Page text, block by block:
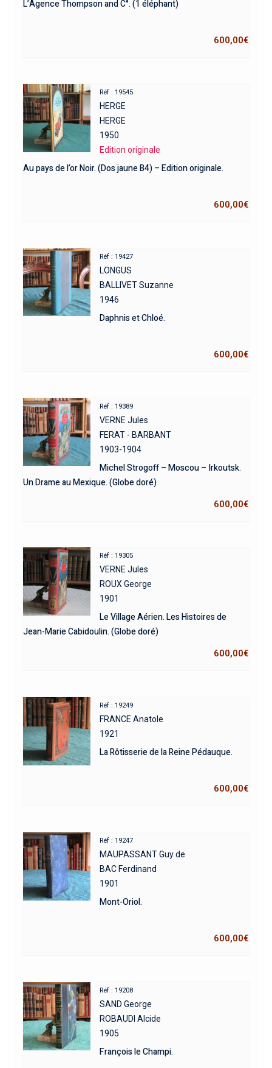
L’Agence Thompson and C°. (1 éléphant)
600,00€
Réf : 19545
HERGE
HERGE
1950
Edition originale
Au pays de l’or Noir. (Dos jaune B4) – Edition originale.
600,00€
Réf : 19427
LONGUS
BALLIVET Suzanne
1946
Daphnis et Chloé.
600,00€
Réf : 19389
VERNE Jules
FERAT - BARBANT
1903-1904
Michel Strogoff – Moscou – Irkoutsk.
Un Drame au Mexique. (Globe doré)
600,00€
Réf : 19305
VERNE Jules
ROUX George
1901
Le Village Aérien. Les Histoires de
Jean-Marie Cabidoulin. (Globe doré)
600,00€
Réf : 19249
FRANCE Anatole
1921
La Rôtisserie de la Reine Pédauque.
600,00€
Réf : 19247
MAUPASSANT Guy de
BAC Ferdinand
1901
Mont-Oriol.
600,00€
Réf : 19208
SAND George
ROBAUDI Alcide
1905
François le Champi.